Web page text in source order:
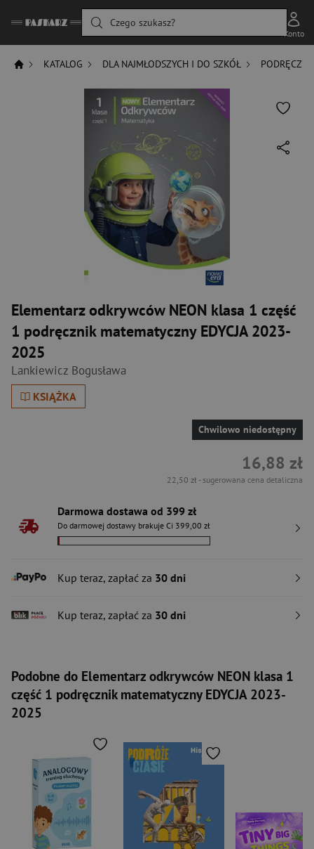
Czego szukasz?
Konto
KATALOG DLA NAJMŁODSZYCH I DO SZKÓŁ
Elementarz odkrywców NEON klasa 1 część
1 podręcznik matematyczny EDYCJA 2023-
2025
Lankiewicz Bogusława
KSIĄŻKA
Chwilowo niedostępny
16,88 zł
22,50 zł - sugerowana cena detaliczna
Darmowa dostawa od 399 zł
Do darmowej dostawy brakuje Ci 399,00 zł
Kup teraz, zapłać za 30 dni
Kup teraz, zapłać za 30 dni
Podobne do Elementarz odkrywców NEON klasa 1
część 1 podręcznik matematyczny EDYCJA 2023-
2025